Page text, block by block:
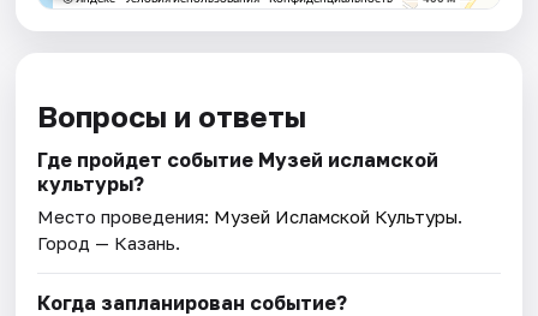
Вопросы и ответы
Где пройдет событие Музей исламской
культуры?
Место проведения: Музей Исламской Культуры.
Город — Казань.
Когда запланирован событие?